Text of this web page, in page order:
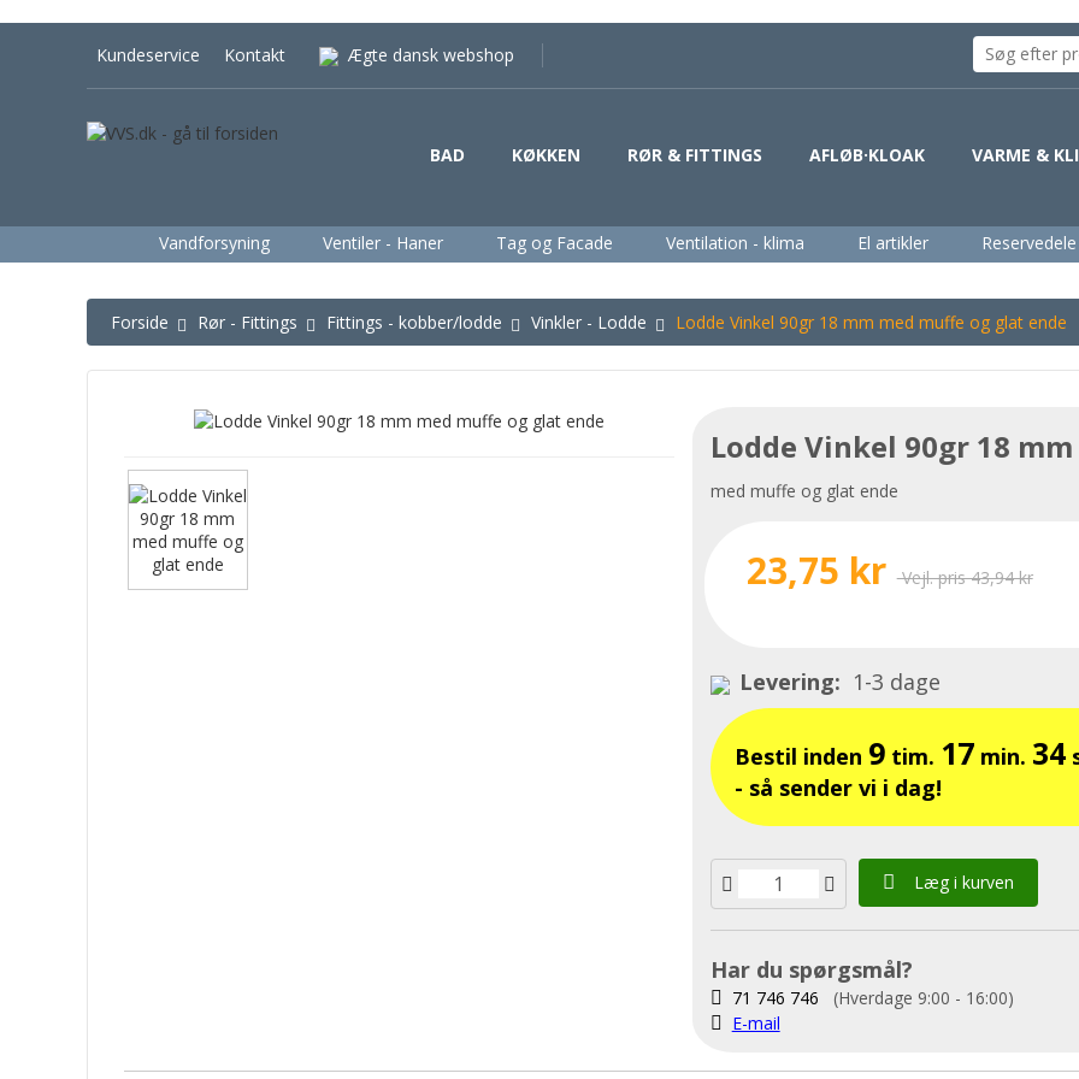
Kundeservice Kontakt Ægte dansk webshop
BAD KØKKEN RØR & FITTINGS AFLØB·KLOAK VARME &
Vandforsyning Ventiler - Haner Tag og Facade Ventilation - klima El artikler Reservedele
Forside Rør - Fittings Fittings - kobber/lodde Vinkler - Lodde Lodde Vinkel 90gr 18 mm med muffe og glat ende
Lodde Vinkel 90gr 18
med muffe og glat ende
23,75 kr Vejl. pris 43,94 kr
Levering: 1-3 dage
Bestil inden 9tim. 17min. 33
- så sender vi i dag!
Læg i kurven
Har du spørgsmål?
71 746 746 (Hverdage 9:00 - 16:00)
E-mail